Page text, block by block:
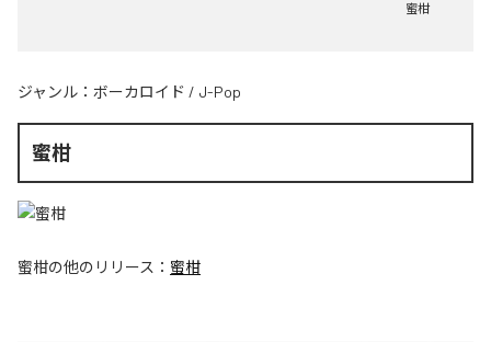
蜜柑
ジャンル： ボーカロイド / J-Pop
蜜柑
蜜柑の他のリリース： 蜜柑